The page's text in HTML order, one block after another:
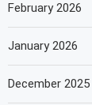
February 2026
January 2026
December 2025